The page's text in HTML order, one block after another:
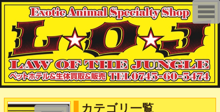
カテゴリ一覧
T
o
g
l
a
v
i
g
a
t